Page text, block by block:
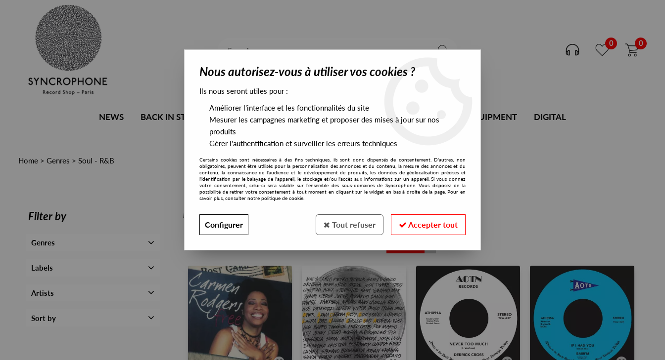
0 0
NEWS BACK IN STOCK ALL STOCK EXCLUSIVES PRESALES EXCLUSIVES DJ EQUIPMENT DIGITAL
Home > Genres > Soul - R&B
Filter by
Genres
Labels
Artists
Sort by
PRESALES EXCLUSIVES
Nous autorisez-vous à utiliser vos cookies ?
Ils nous seront utiles pour :
Améliorer l'interface et les fonctionnalités du site
Mesurer les campagnes marketing et proposer des mises à jour sur nos
produits
Gérer l'authentification et surveiller les erreurs techniques
Certains cookies sont nécessaires à des fins techniques, ils sont donc dispensés de consentement. D'autres, non
obligatoires, peuvent être utilisés pour la personnalisation des annonces et du contenu, la mesure des annonces et du
contenu, la connaissance de l'audience et le développement de produits, les données de géolocalisation précises et
l'identification par le balayage de l'appareil, le stockage et/ou l'accès aux informations sur un appareil. Si vous donnez
votre consentement, celui-ci sera valable sur l’ensemble des sous-domaines de Syncrophone. Vous disposez de la
possibilité de retirer votre consentement à tout moment en cliquant sur le widget en bas à droite de la page. Pour en
savoir plus, consulter notre politique de cookie.
Configurer Tout refuser Accepter tout